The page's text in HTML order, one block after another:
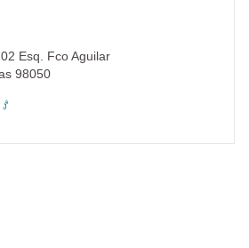
Esq. Fco Aguilar
98050